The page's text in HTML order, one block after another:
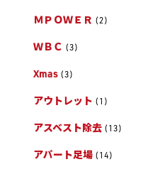
ＭＰＯＷＥＲ (2)
ＷＢＣ (3)
Xmas (3)
アウトレット (1)
アスベスト除去 (13)
アパート足場 (14)